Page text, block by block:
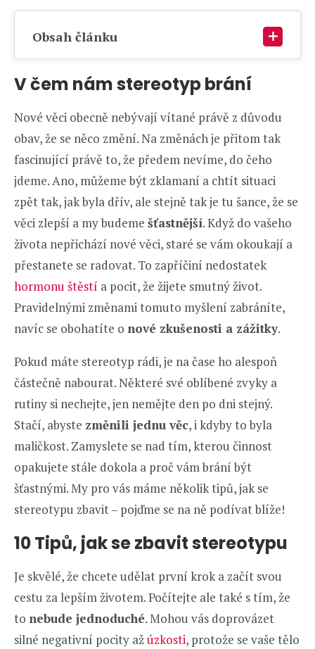
Obsah článku
V čem nám stereotyp brání
Nové věci obecně nebývají vítané právě z důvodu
obav, že se něco změní. Na změnách je přitom tak
fascinující právě to, že předem nevíme, do čeho
jdeme. Ano, můžeme být zklamaní a chtít situaci
zpět tak, jak byla dřív, ale stejně tak je tu šance, že se
věci zlepší a my budeme šťastnější. Když do vašeho
života nepřichází nové věci, staré se vám okoukají a
přestanete se radovat. To zapříčiní nedostatek
hormonu štěstí a pocit, že žijete smutný život.
Pravidelnými změnami tomuto myšlení zabráníte,
navíc se obohatíte o nové zkušenosti a zážitky.
Pokud máte stereotyp rádi, je na čase ho alespoň
částečně nabourat. Některé své oblíbené zvyky a
rutiny si nechejte, jen nemějte den po dni stejný.
Stačí, abyste změnili jednu věc, i kdyby to byla
maličkost. Zamyslete se nad tím, kterou činnost
opakujete stále dokola a proč vám brání být
šťastnými. My pro vás máme několik tipů, jak se
stereotypu zbavit – pojďme se na ně podívat blíže!
10 Tipů, jak se zbavit stereotypu
Je skvělé, že chcete udělat první krok a začít svou
cestu za lepším životem. Počítejte ale také s tím, že
to nebude jednoduché. Mohou vás doprovázet
silné negativní pocity ažúzkosti, protože se vaše tělo